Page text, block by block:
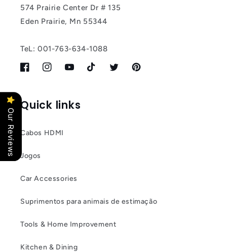
574 Prairie Center Dr # 135
Eden Prairie, Mn 55344
TeL: 001-763-634-1088
FacebookInstagramYouTubeTikTok TwitterPinterest
Quick links
Cabos HDMI
Jogos
Car Accessories
Suprimentos para animais de estimação
Tools & Home Improvement
Kitchen & Dining
Our Reviews